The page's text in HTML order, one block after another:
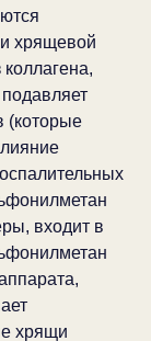
хрящевой
(которые
входит в
хрящи